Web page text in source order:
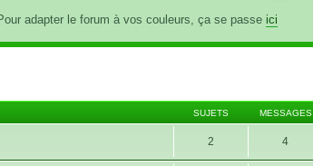
adapter le forum à vos couleurs, ça se passe ici
SUJETS MESSAGES
2 4